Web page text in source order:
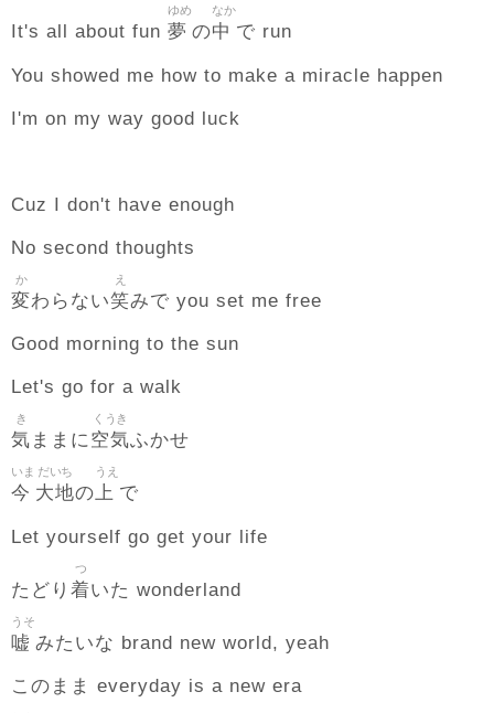
It's all about fun 夢
ゆめ
の中
なか
で run
You showed me how to make a miracle happen
I'm on my way good luck
Cuz I don't have enough
No second thoughts
変
か
わらない笑
え
みで you set me free
Good morning to the sun
Let's go for a walk
気
き
ままに空気
くうき
ふかせ
今
いま
大地
だいち
の上
うえ
で
Let yourself go get your life
たどり 着
つ
いた wonderland
嘘
うそ
みたいな brand new world, yeah
このまま everyday is a new era